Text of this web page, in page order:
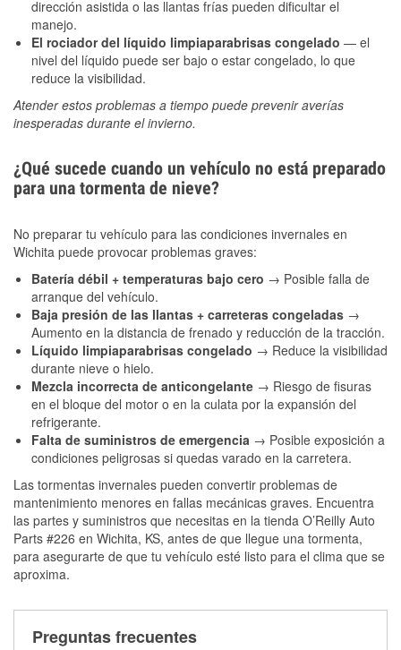
dirección asistida o las llantas frías pueden dificultar el
manejo.
El rociador del líquido limpiaparabrisas congelado — el
nivel del líquido puede ser bajo o estar congelado, lo que
reduce la visibilidad.
Atender estos problemas a tiempo puede prevenir averías
inesperadas durante el invierno.
¿Qué sucede cuando un vehículo no está preparado
para una tormenta de nieve?
No preparar tu vehículo para las condiciones invernales en
Wichita puede provocar problemas graves:
Batería débil + temperaturas bajo cero → Posible falla de
arranque del vehículo.
Baja presión de las llantas + carreteras congeladas →
Aumento en la distancia de frenado y reducción de la tracción.
Líquido limpiaparabrisas congelado → Reduce la visibilidad
durante nieve o hielo.
Mezcla incorrecta de anticongelante → Riesgo de fisuras
en el bloque del motor o en la culata por la expansión del
refrigerante.
Falta de suministros de emergencia → Posible exposición a
condiciones peligrosas si quedas varado en la carretera.
Las tormentas invernales pueden convertir problemas de
mantenimiento menores en fallas mecánicas graves. Encuentra
las partes y suministros que necesitas en la tienda O’Reilly Auto
Parts #226 en Wichita, KS, antes de que llegue una tormenta,
para asegurarte de que tu vehículo esté listo para el clima que se
aproxima.
Preguntas frecuentes